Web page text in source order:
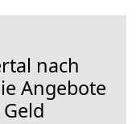
nach
Angebote